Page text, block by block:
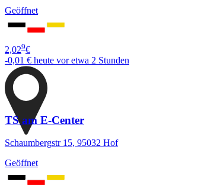
Geöffnet
2,029€
-0,01 € heute vor etwa 2 Stunden
TS am E-Center
Schaumbergstr 15, 95032 Hof
Geöffnet